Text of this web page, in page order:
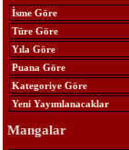
İsme Göre
Türe Göre
Yıla Göre
Puana Göre
Kategoriye Göre
Yeni Yayımlanacaklar
Mangalar